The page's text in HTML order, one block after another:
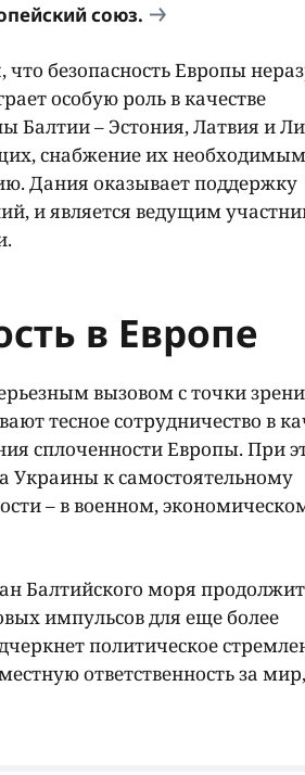
союз.
безопасность Европы
особую роль в качестве
Балтии – Эстония, Латвия и
снабжение их необходимым
Дания оказывает поддержку
и является ведущим
в Европе
вызовом с точки
тесное сотрудничество в
сплоченности Европы. При
Украины к самостоятельному
– в военном,
Балтийского моря
импульсов для еще более
политическое
ответственность за мир,